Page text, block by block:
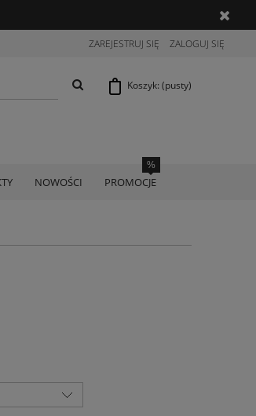
ZAREJESTRUJ SIĘ ZALOGUJ SIĘ
Koszyk: (pusty)
NOWOŚCI PROMOCJE